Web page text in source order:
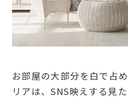
お部屋の大部分を白で占
リアは、SNS映えする見